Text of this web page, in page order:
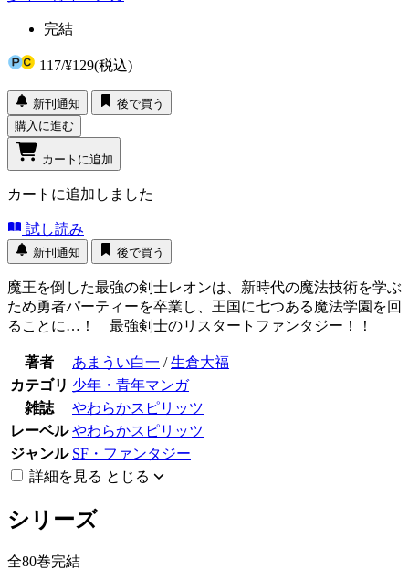
完結
117/¥129(税込)
新刊通知
後で買う
購入に進む
カートに追加
カートに追加しました
試し読み
新刊通知 後で買う
魔王を倒した最強の剣士レオンは、新時代の魔法技術を学ぶ
ため勇者パーティーを卒業し、王国に七つある魔法学園を回
ることに…！ 最強剣士のリスタートファンタジー！！
著者 あまうい白一 /生倉大福
カテゴリ 少年・青年マンガ
雑誌
やわらかスピリッツ
レーベル やわらかスピリッツ
ジャンル SF・ファンタジー
詳細を見る とじる
シリーズ
全80巻完結